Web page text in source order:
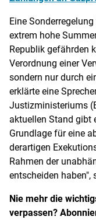
Eine
extrem hohe
Republik gefährden
Verordnung einer
sondern nur durch
erklärte eine
Justizministeriums
aktuellen Stand gibt
Grundlage für eine
derartigen
Rahmen der
entscheiden haben",
Nie mehr die
verpassen?